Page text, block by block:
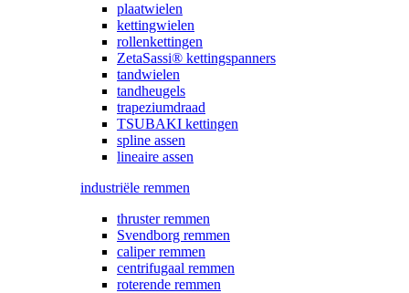
plaatwielen
kettingwielen
rollenkettingen
ZetaSassi® kettingspanners
tandwielen
tandheugels
trapeziumdraad
TSUBAKI kettingen
spline assen
lineaire assen
industriële remmen
thruster remmen
Svendborg remmen
caliper remmen
centrifugaal remmen
roterende remmen